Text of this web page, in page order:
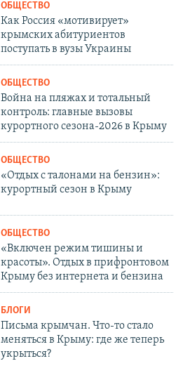
ОБЩЕСТВО
Как Россия «мотивирует»
крымских абитуриентов
поступать в вузы Украины
ОБЩЕСТВО
Война на пляжах и тотальный
контроль: главные вызовы
курортного сезона-2026 в Крыму
ОБЩЕСТВО
«Отдых с талонами на бензин»:
курортный сезон в Крыму
ОБЩЕСТВО
«Включен режим тишины и
красоты». Отдых в прифронтовом
Крыму без интернета и бензина
БЛОГИ
Письма крымчан. Что-то стало
меняться в Крыму: где же теперь
укрыться?